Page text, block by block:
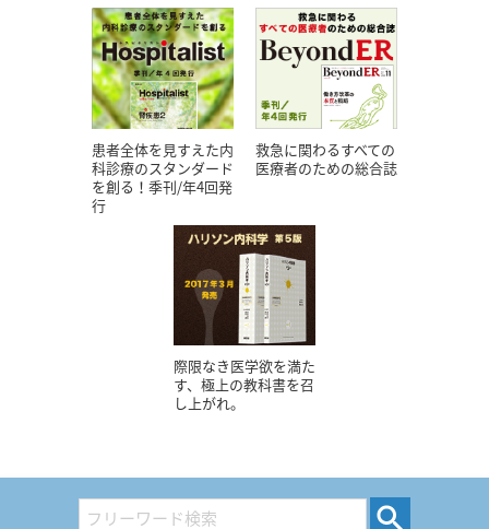
患者全体を見すえた内
科診療のスタンダード
を創る！季刊/年4回発
行
救急に関わるすべての
医療者のための総合誌
際限なき医学欲を満た
す、極上の教科書を召
し上がれ。